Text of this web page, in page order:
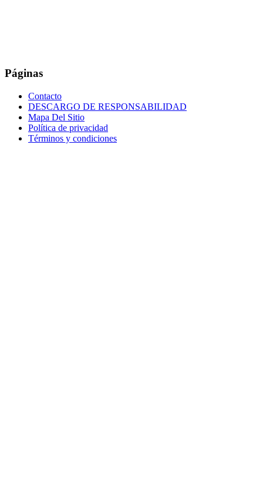
Páginas
Contacto
DESCARGO DE RESPONSABILIDAD
Mapa Del Sitio
Política de privacidad
Términos y condiciones